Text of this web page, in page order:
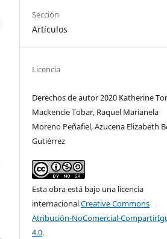
Sección
Artículos
Licencia
Derechos de autor 2020 Katherine
Mackencie Tobar, Raquel Marianela
Moreno Peñafiel, Azucena Elizabeth
Gutiérrez
Esta obra está bajo una licencia
internacionalCreative Commons
Atribución-NoComercial-
4.0.